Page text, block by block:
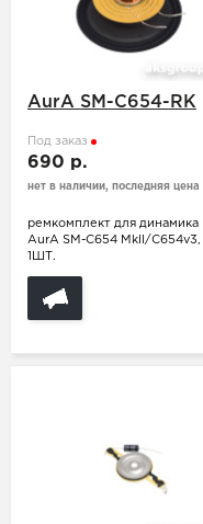
AurA SM-С654-RK
Под заказ
690 р.
нет в наличии, последняя цена
ремкомплект для динамика
AurA SM-С654 MkII/C654v3,
1ШТ.